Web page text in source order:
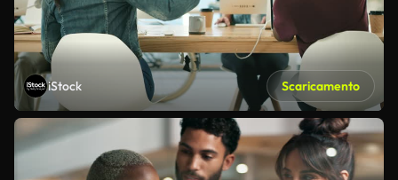
iStock Scaricamento